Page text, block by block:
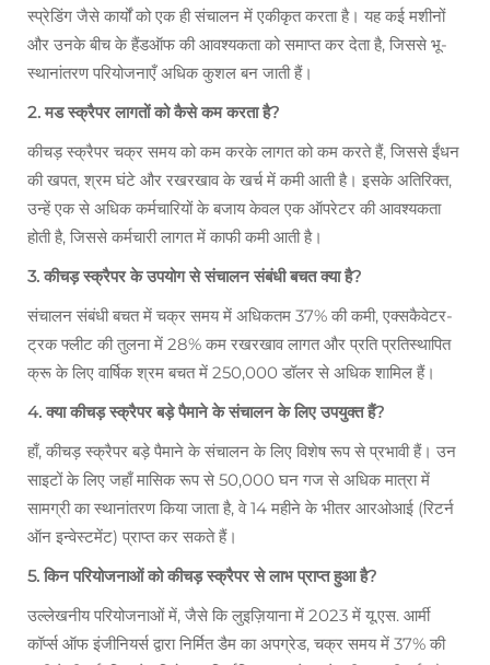
स्प्रेडिंग जैसे कार्यों को एक ही संचालन में एकीकृत करता है। यह कई मशीनों
और उनके बीच के हैंडऑफ की आवश्यकता को समाप्त कर देता है, जिससे भू-
स्थानांतरण परियोजनाएँ अधिक कुशल बन जाती हैं।
2. मड स्क्रैपर लागतों को कैसे कम करता है?
कीचड़ स्क्रैपर चक्र समय को कम करके लागत को कम करते हैं, जिससे ईंधन
की खपत, श्रम घंटे और रखरखाव के खर्च में कमी आती है। इसके अतिरिक्त,
उन्हें एक से अधिक कर्मचारियों के बजाय केवल एक ऑपरेटर की आवश्यकता
होती है, जिससे कर्मचारी लागत में काफी कमी आती है।
3. कीचड़ स्क्रैपर के उपयोग से संचालन संबंधी बचत क्या है?
संचालन संबंधी बचत में चक्र समय में अधिकतम 37% की कमी, एक्सकैवेटर-
ट्रक फ्लीट की तुलना में 28% कम रखरखाव लागत और प्रति प्रतिस्थापित
क्रू के लिए वार्षिक श्रम बचत में 250,000 डॉलर से अधिक शामिल हैं।
4. क्या कीचड़ स्क्रैपर बड़े पैमाने के संचालन के लिए उपयुक्त हैं?
हाँ, कीचड़ स्क्रैपर बड़े पैमाने के संचालन के लिए विशेष रूप से प्रभावी हैं। उन
साइटों के लिए जहाँ मासिक रूप से 50,000 घन गज से अधिक मात्रा में
सामग्री का स्थानांतरण किया जाता है, वे 14 महीने के भीतर आरओआई (रिटर्न
ऑन इन्वेस्टमेंट) प्राप्त कर सकते हैं।
5. किन परियोजनाओं को कीचड़ स्क्रैपर से लाभ प्राप्त हुआ है?
उल्लेखनीय परियोजनाओं में, जैसे कि लुइज़ियाना में 2023 में यू.एस. आर्मी
कॉर्प्स ऑफ इंजीनियर्स द्वारा निर्मित डैम का अपग्रेड, चक्र समय में 37% की